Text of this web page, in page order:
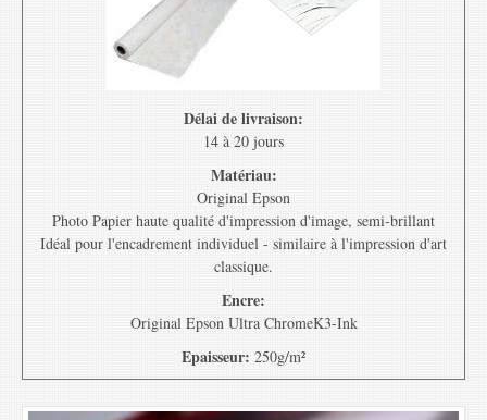
Délai de livraison:
14 à 20 jours
Matériau:
Original Epson
Photo Papier haute qualité d'impression d'image, semi-brillant
Idéal pour l'encadrement individuel - similaire à l'impression d'art
classique.
Encre:
Original Epson Ultra ChromeK3-Ink
Epaisseur: 250g/m²